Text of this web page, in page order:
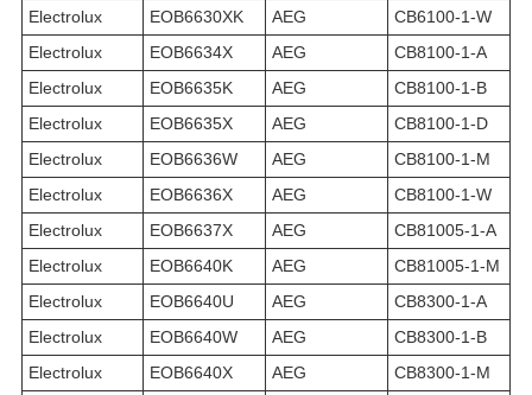
Electrolux
EOB6630XK AEG
CB6100-1-W
Electrolux
EOB6634X AEG
CB8100-1-A
Electrolux
EOB6635K AEG
CB8100-1-B
Electrolux
EOB6635X AEG
CB8100-1-D
Electrolux
EOB6636W AEG
CB8100-1-M
Electrolux
EOB6636X AEG
CB8100-1-W
Electrolux
EOB6637X AEG
CB81005-1-A
Electrolux
EOB6640K AEG
CB81005-1-M
Electrolux
EOB6640U AEG
CB8300-1-A
Electrolux
EOB6640W AEG
CB8300-1-B
Electrolux
EOB6640X AEG
CB8300-1-M